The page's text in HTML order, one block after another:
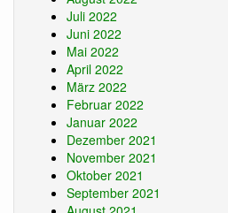
Juli 2022
Juni 2022
Mai 2022
April 2022
März 2022
Februar 2022
Januar 2022
Dezember 2021
November 2021
Oktober 2021
September 2021